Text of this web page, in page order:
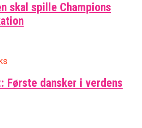
skal spille Champions
Første dansker i verdens